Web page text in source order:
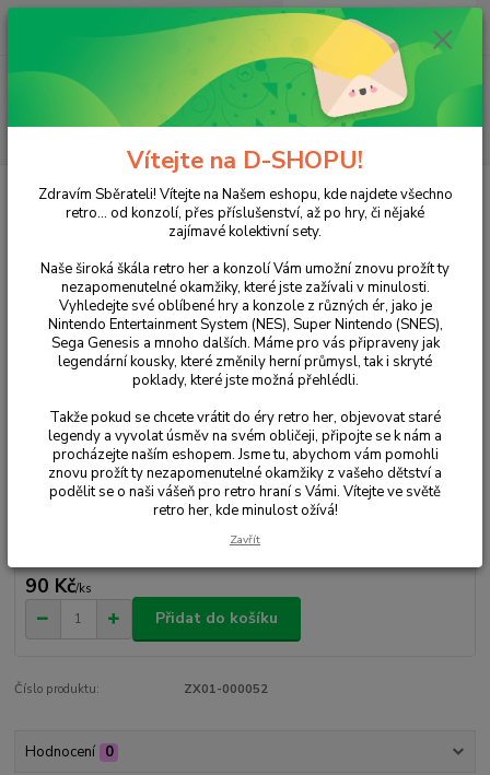
Menu
Hledat
(Po-Pá, 15:00-20:00 hod.)
ks
0 Kč
Úvod ZX SPECTRUM Hry FA Cup Football
FA Cup Football
Ohodnotit produkt
Dostupnost Skladem 1 ks
90 Kč/ks
Přidat do košíku
Číslo produktu: ZX01-000052
Hodnocení 0
Vítejte na D-SHOPU!
Zdravím Sběrateli! Vítejte na Našem eshopu, kde najdete všechno
retro... od konzolí, přes příslušenství, až po hry, či nějaké
zajímavé kolektivní sety.
Naše široká škála retro her a konzolí Vám umožní znovu prožít ty
nezapomenutelné okamžiky, které jste zažívali v minulosti.
Vyhledejte své oblíbené hry a konzole z různých ér, jako je
Nintendo Entertainment System (NES), Super Nintendo (SNES),
Sega Genesis a mnoho dalších. Máme pro vás připraveny jak
legendární kousky, které změnily herní průmysl, tak i skryté
poklady, které jste možná přehlédli.
Takže pokud se chcete vrátit do éry retro her, objevovat staré
legendy a vyvolat úsměv na svém obličeji, připojte se k nám a
procházejte naším eshopem. Jsme tu, abychom vám pomohli
znovu prožít ty nezapomenutelné okamžiky z vašeho dětství a
podělit se o naši vášeň pro retro hraní s Vámi. Vítejte ve světě
retro her, kde minulost ožívá!
Zavřít